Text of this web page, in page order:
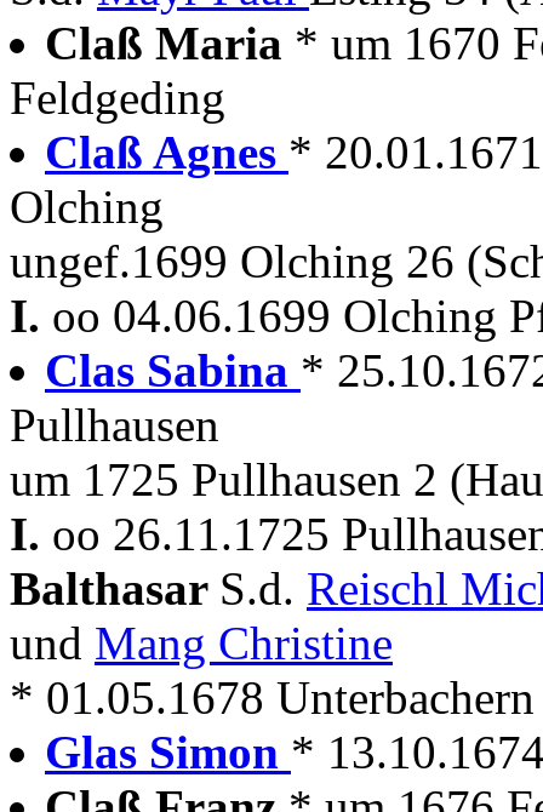
Claß Maria * um 1670
Feldgeding
Claß Agnes *
Olching
ungef.1699 Olching 26
I. oo 04.06.1699 Olching
Clas Sabina *
Pullhausen
um 1725 Pullhausen 2
I. oo 26.11.1725
Balthasar S.d. Reischl
und Mang Christine
* 01.05.1678
Glas Simon *